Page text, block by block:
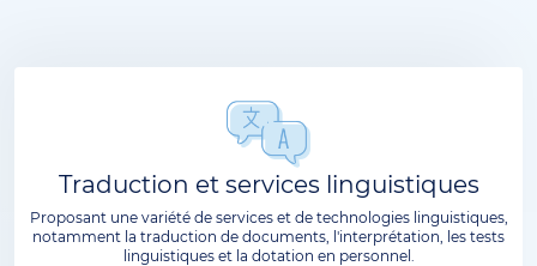
Traduction et services linguistiques
Proposant une variété de services et de technologies linguistiques,
notamment la traduction de documents, l'interprétation, les tests
linguistiques et la dotation en personnel.